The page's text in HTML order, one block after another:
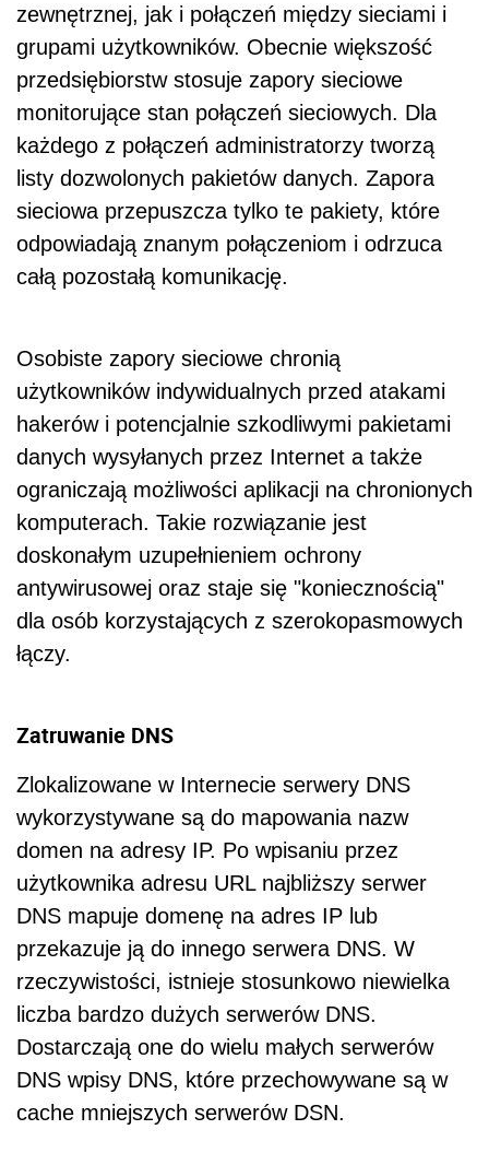
zewnętrznej, jak i połączeń między sieciami i
grupami użytkowników. Obecnie większość
przedsiębiorstw stosuje zapory sieciowe
monitorujące stan połączeń sieciowych. Dla
każdego z połączeń administratorzy tworzą
listy dozwolonych pakietów danych. Zapora
sieciowa przepuszcza tylko te pakiety, które
odpowiadają znanym połączeniom i odrzuca
całą pozostałą komunikację.
Osobiste zapory sieciowe chronią
użytkowników indywidualnych przed atakami
hakerów i potencjalnie szkodliwymi pakietami
danych wysyłanych przez Internet a także
ograniczają możliwości aplikacji na chronionych
komputerach. Takie rozwiązanie jest
doskonałym uzupełnieniem ochrony
antywirusowej oraz staje się "koniecznością"
dla osób korzystających z szerokopasmowych
łączy.
Zatruwanie DNS
Zlokalizowane w Internecie serwery DNS
wykorzystywane są do mapowania nazw
domen na adresy IP. Po wpisaniu przez
użytkownika adresu URL najbliższy serwer
DNS mapuje domenę na adres IP lub
przekazuje ją do innego serwera DNS. W
rzeczywistości, istnieje stosunkowo niewielka
liczba bardzo dużych serwerów DNS.
Dostarczają one do wielu małych serwerów
DNS wpisy DNS, które przechowywane są w
cache mniejszych serwerów DSN.